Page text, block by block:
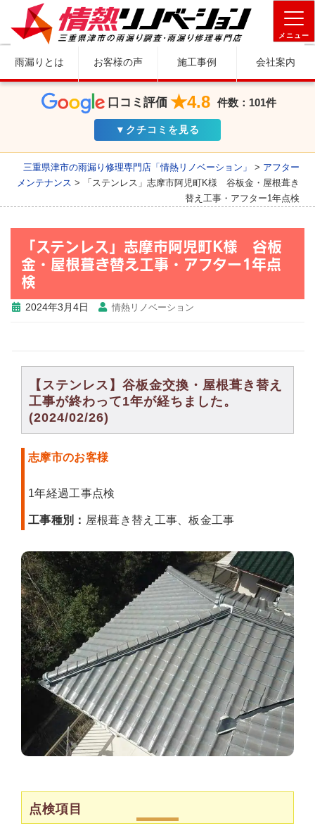
メニュー
雨漏りとは お客様の声 施工事例 会社案内
口コミ評価 ★4.8 件数：101件
▼クチコミを見る
三重県津市の雨漏り修理専門店「情熱リノベーション」 > アフター
メンテナンス >
「ステンレス」志摩市阿児町K様 谷板金・屋根葺き
替え工事・アフター1年点検
「ステンレス」志摩市阿児町K様 谷板
金・屋根葺き替え工事・アフター1年点
検
2024年3月4日 情熱リノベーション
【ステンレス】谷板金交換・屋根葺き替え
工事が終わって1年が経ちました。
(2024/02/26)
志摩市のお客様
1年経過工事点検
工事種別： 屋根葺き替え工事、板金工事
点検項目